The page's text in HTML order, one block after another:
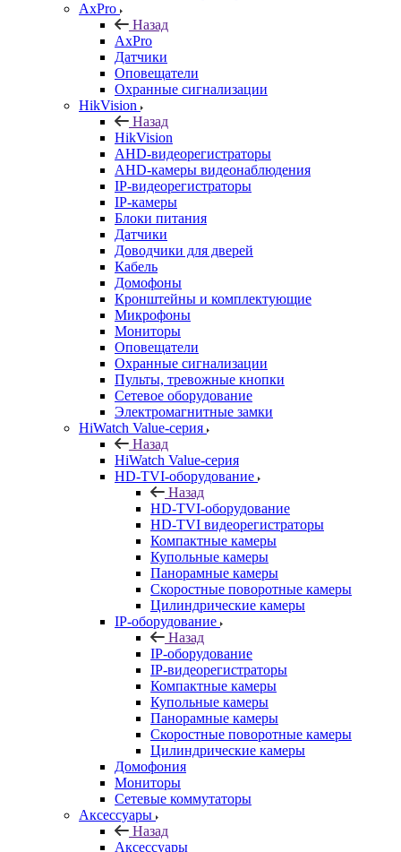
AxPro
Назад
AxPro
Датчики
Оповещатели
Охранные сигнализации
HikVision
Назад
HikVision
AHD-видеорегистраторы
AHD-камеры видеонаблюдения
IP-видеорегистраторы
IP-камеры
Блоки питания
Датчики
Доводчики для дверей
Кабель
Домофоны
Кронштейны и комплектующие
Микрофоны
Мониторы
Оповещатели
Охранные сигнализации
Пульты, тревожные кнопки
Сетевое оборудование
Электромагнитные замки
HiWatch Value-серия
Назад
HiWatch Value-серия
HD-TVI-оборудование
Назад
HD-TVI-оборудование
HD-TVI видеорегистраторы
Компактные камеры
Купольные камеры
Панорамные камеры
Скоростные поворотные камеры
Цилиндрические камеры
IP-оборудование
Назад
IP-оборудование
IP-видеорегистраторы
Компактные камеры
Купольные камеры
Панорамные камеры
Скоростные поворотные камеры
Цилиндрические камеры
Домофония
Мониторы
Сетевые коммутаторы
Аксессуары
Назад
Аксессуары